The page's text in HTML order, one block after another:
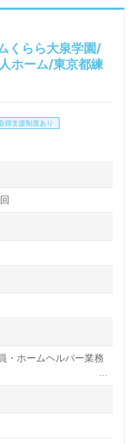
あなたにありがと
差しとあたたかな心
必要とされる方のた
同僚と協力し合いな
想いの共有やチーム
業を目指せる人事
ンに！『ご利用者様
、資格/経験を活か
めたい、働きがいを
形態や環境を変えて
募集詳細等、担当コ
お問い合わせも遠慮
の正社員/パート求
くらら大泉学園/
ホーム/東京都練
得支援制度あり
・ホームヘルパー業務
ポートや、買い物や掃
ど